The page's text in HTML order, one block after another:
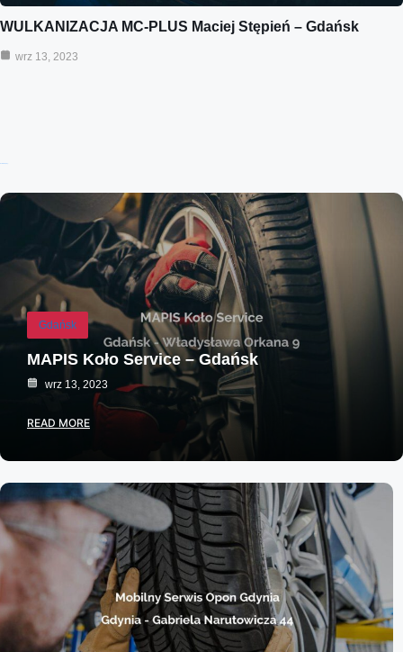
WULKANIZACJA MC-PLUS Maciej Stępień – Gdańsk
wrz 13, 2023
Gdańsk
MAPIS Koło Service – Gdańsk
wrz 13, 2023
READ MORE